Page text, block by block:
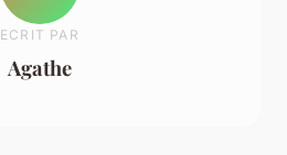
ECRIT PAR
Agathe